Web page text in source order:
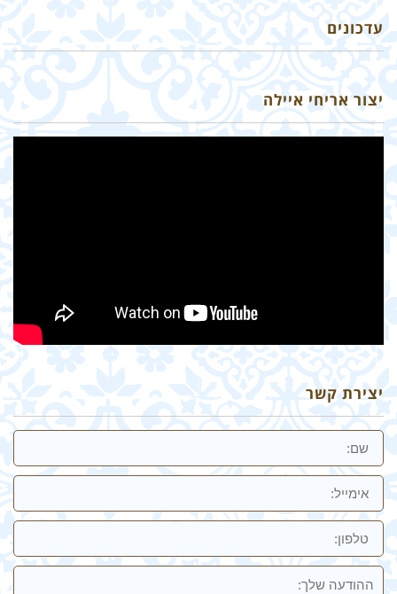
עדכונים
יצור אריחי איילה
יצירת קשר
שם
אימייל
טלפון:
ההודעה
שלך